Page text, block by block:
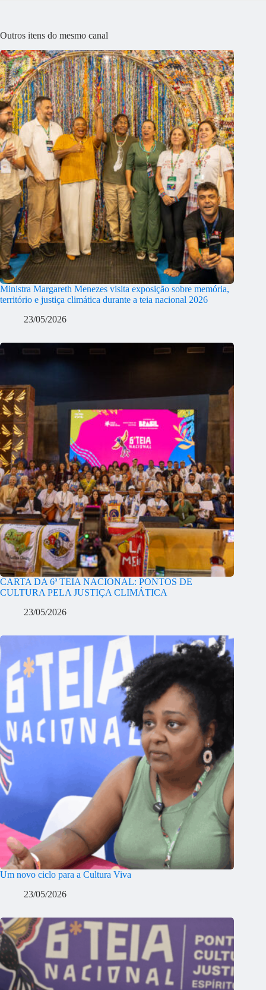
Outros itens do mesmo canal
Ministra Margareth Menezes visita exposição sobre memória,
território e justiça climática durante a teia nacional 2026
23/05/2026
CARTA DA 6ª TEIA NACIONAL: PONTOS DE
CULTURA PELA JUSTIÇA CLIMÁTICA
23/05/2026
Um novo ciclo para a Cultura Viva
23/05/2026